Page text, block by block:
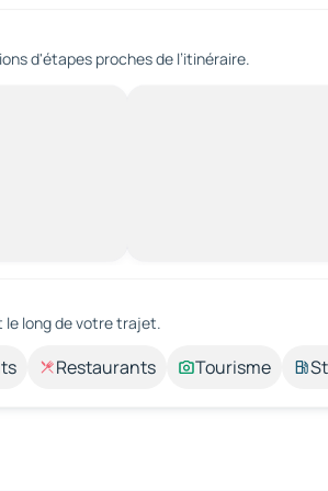
d'étapes proches de l’itinéraire.
le long de votre trajet.
Restaurants Tourisme